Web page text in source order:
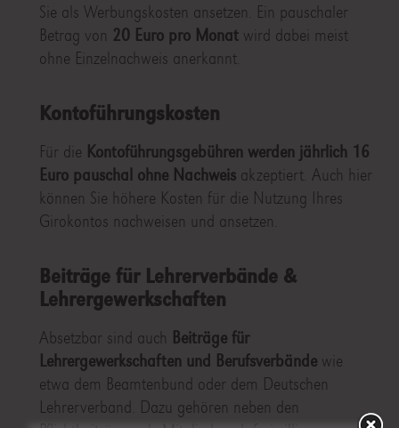
Sie als Werbungskosten ansetzen. Ein pauschaler
Betrag von 20 Euro pro Monatwird dabei meist
ohne Einzelnachweis anerkannt.
Kontoführungskosten
Für die Kontoführungsgebühren werden jährlich 16
Euro pauschal ohne Nachweis akzeptiert. Auch hier
können Sie höhere Kosten für die Nutzung Ihres
Girokontos nachweisen und ansetzen.
Beiträge für Lehrerverbände &
Lehrergewerkschaften
Absetzbar sind auch Beiträge für
Lehrergewerkschaften und Berufsverbändewie
etwa dem Beamtenbund oder dem Deutschen
Lehrerverband. Dazu gehören neben den